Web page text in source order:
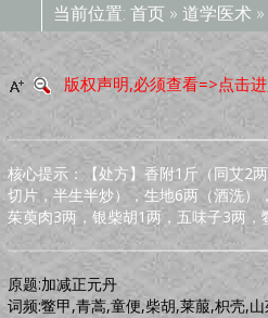
当前位置: 首页 » 道学医术»
版权声明,必须查看=>点击
核心提示：【处方】香附1斤（同艾2
切片，半生半炒），生地6两（酒洗
茱萸肉3两，银柴胡1两，五味子3两
原题:加减正元丹
词频:鳖甲,青蒿,童便,柴胡,莱菔,枳壳,